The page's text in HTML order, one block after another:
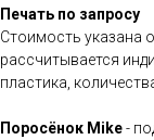
Печать по запросу
Стоимость указана
рассчитывается
пластика,
Поросёнок Mike-